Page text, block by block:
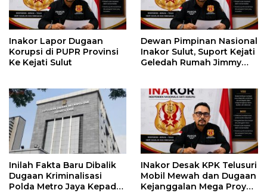
Inakor Lapor Dugaan
Korupsi di PUPR Provinsi
Ke Kejati Sulut
Dewan Pimpinan Nasional
Inakor Sulut, Suport Kejati
Geledah Rumah Jimmy
Inilah Fakta Baru Dibalik
Dugaan Kriminalisasi
Polda Metro Jaya Kepada
INakor Desak KPK Telusuri
Mobil Mewah dan Dugaan
Kejanggalan Mega Proyek